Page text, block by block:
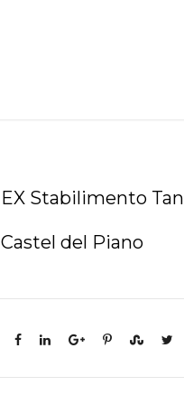
EX Stabilimento Tan
Castel del Piano